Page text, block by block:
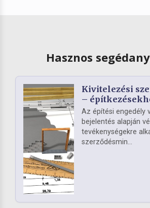
Hasznos
Kivitelezési
–
Az építési engedély
bejelentés alapján
tevékenységekre
szerződésmin...